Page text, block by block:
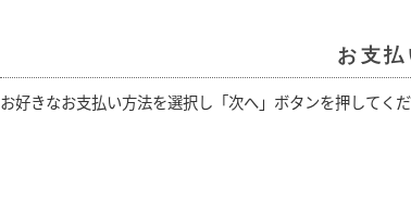
お支
お好きなお支払い方法を選択し「次へ」ボタンを押してくだ